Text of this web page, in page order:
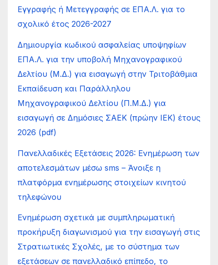
Εγγραφής ή Μετεγγραφής σε ΕΠΑ.Λ. για το
σχολικό έτος 2026-2027
Δημιουργία κωδικού ασφαλείας υποψηφίων
ΕΠΑ.Λ. για την υποβολή Μηχανογραφικού
Δελτίου (Μ.Δ.) για εισαγωγή στην Τριτοβάθμια
Εκπαίδευση και Παράλληλου
Μηχανογραφικού Δελτίου (Π.Μ.Δ.) για
εισαγωγή σε Δημόσιες ΣΑΕΚ (πρώην ΙΕΚ) έτους
2026 (pdf)
Πανελλαδικές Εξετάσεις 2026: Ενημέρωση των
αποτελεσμάτων μέσω sms – Άνοιξε η
πλατφόρμα ενημέρωσης στοιχείων κινητού
τηλεφώνου
Ενημέρωση σχετικά με συμπληρωματική
προκήρυξη διαγωνισμού για την εισαγωγή στις
Στρατιωτικές Σχολές, με το σύστημα των
εξετάσεων σε πανελλαδικό επίπεδο, το